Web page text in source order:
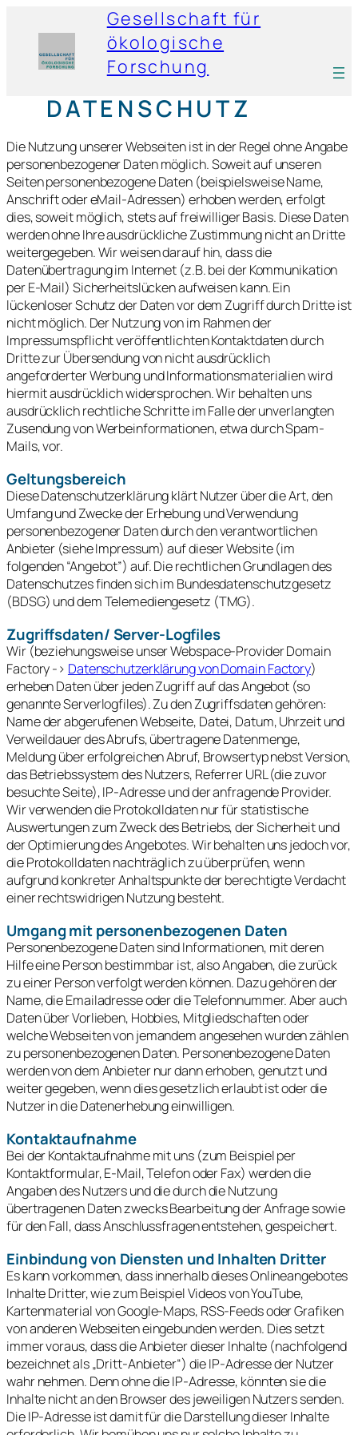
Gesellschaft für
ökologische
Forschung
DATENSCHUTZ
Die Nutzung unserer Webseiten ist in der Regel ohne Angabe
personenbezogener Daten möglich. Soweit auf unseren
Seiten personenbezogene Daten (beispielsweise Name,
Anschrift oder eMail-Adressen) erhoben werden, erfolgt
dies, soweit möglich, stets auf freiwilliger Basis. Diese Daten
werden ohne Ihre ausdrückliche Zustimmung nicht an Dritte
weitergegeben. Wir weisen darauf hin, dass die
Datenübertragung im Internet (z.B. bei der Kommunikation
per E-Mail) Sicherheitslücken aufweisen kann. Ein
lückenloser Schutz der Daten vor dem Zugriff durch Dritte ist
nicht möglich. Der Nutzung von im Rahmen der
Impressumspflicht veröffentlichten Kontaktdaten durch
Dritte zur Übersendung von nicht ausdrücklich
angeforderter Werbung und Informationsmaterialien wird
hiermit ausdrücklich widersprochen. Wir behalten uns
ausdrücklich rechtliche Schritte im Falle der unverlangten
Zusendung von Werbeinformationen, etwa durch Spam-
Mails, vor.
Geltungsbereich
Diese Datenschutzerklärung klärt Nutzer über die Art, den
Umfang und Zwecke der Erhebung und Verwendung
personenbezogener Daten durch den verantwortlichen
Anbieter (siehe Impressum) auf dieser Website (im
folgenden “Angebot”) auf. Die rechtlichen Grundlagen des
Datenschutzes finden sich im Bundesdatenschutzgesetz
(BDSG) und dem Telemediengesetz (TMG).
Zugriffsdaten/ Server-Logfiles
Wir (beziehungsweise unser Webspace-Provider Domain
Factory -> Datenschutzerklärung von Domain Factory)
erheben Daten über jeden Zugriff auf das Angebot (so
genannte Serverlogfiles). Zu den Zugriffsdaten gehören:
Name der abgerufenen Webseite, Datei, Datum, Uhrzeit und
Verweildauer des Abrufs, übertragene Datenmenge,
Meldung über erfolgreichen Abruf, Browsertyp nebst Version,
das Betriebssystem des Nutzers, Referrer URL (die zuvor
besuchte Seite), IP-Adresse und der anfragende Provider.
Wir verwenden die Protokolldaten nur für statistische
Auswertungen zum Zweck des Betriebs, der Sicherheit und
der Optimierung des Angebotes. Wir behalten uns jedoch vor,
die Protokolldaten nachträglich zu überprüfen, wenn
aufgrund konkreter Anhaltspunkte der berechtigte Verdacht
einer rechtswidrigen Nutzung besteht.
Umgang mit personenbezogenen Daten
Personenbezogene Daten sind Informationen, mit deren
Hilfe eine Person bestimmbar ist, also Angaben, die zurück
zu einer Person verfolgt werden können. Dazu gehören der
Name, die Emailadresse oder die Telefonnummer. Aber auch
Daten über Vorlieben, Hobbies, Mitgliedschaften oder
welche Webseiten von jemandem angesehen wurden zählen
zu personenbezogenen Daten. Personenbezogene Daten
werden von dem Anbieter nur dann erhoben, genutzt und
weiter gegeben, wenn dies gesetzlich erlaubt ist oder die
Nutzer in die Datenerhebung einwilligen.
Kontaktaufnahme
Bei der Kontaktaufnahme mit uns (zum Beispiel per
Kontaktformular, E-Mail, Telefon oder Fax) werden die
Angaben des Nutzers und die durch die Nutzung
übertragenen Daten zwecks Bearbeitung der Anfrage sowie
für den Fall, dass Anschlussfragen entstehen, gespeichert.
Einbindung von Diensten und Inhalten Dritter
Es kann vorkommen, dass innerhalb dieses Onlineangebotes
Inhalte Dritter, wie zum Beispiel Videos von YouTube,
Kartenmaterial von Google-Maps, RSS-Feeds oder Grafiken
von anderen Webseiten eingebunden werden. Dies setzt
immer voraus, dass die Anbieter dieser Inhalte (nachfolgend
bezeichnet als „Dritt-Anbieter“) die IP-Adresse der Nutzer
wahr nehmen. Denn ohne die IP-Adresse, könnten sie die
Inhalte nicht an den Browser des jeweiligen Nutzers senden.
Die IP-Adresse ist damit für die Darstellung dieser Inhalte